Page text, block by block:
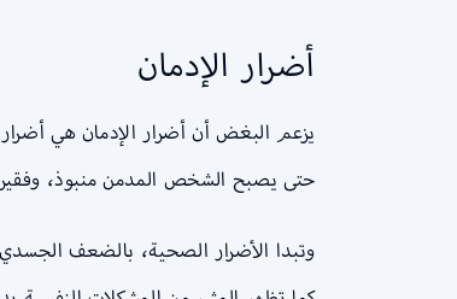
أضرار الإدمان
يزعم البغض أن أضرار الإدمان هي
حتى يصبح الشخص المدمن منبوذ،
وتبدا الأضرار الصحية، بالضعف